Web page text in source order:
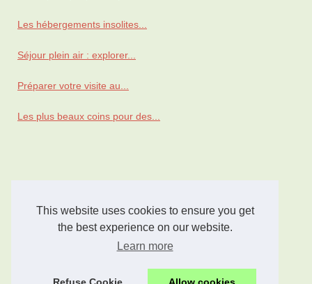
This website uses cookies to ensure you get
the best experience on our website.
Learn more
Les hébergements insolites...
Séjour plein air : explorer...
Préparer votre visite au...
Les plus beaux coins pour des...